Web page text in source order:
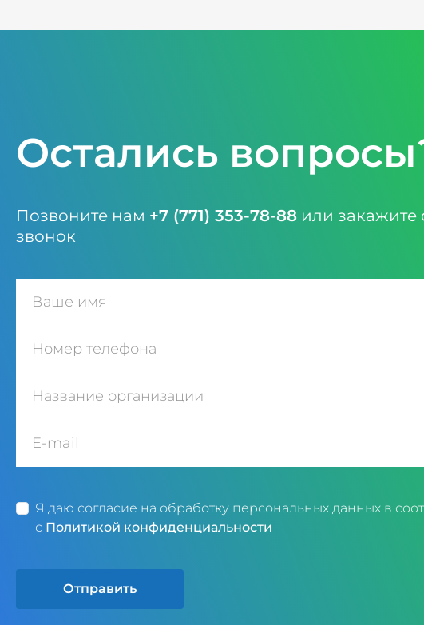
Остались
Позвоните нам +7 (771) 353-78-88 или закажите
звонок
Я даю согласие на обработку персональных данных в
с Политикой конфиденциальности
Отправить